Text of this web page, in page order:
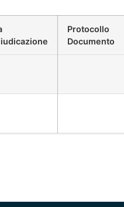
Protocollo
Documento